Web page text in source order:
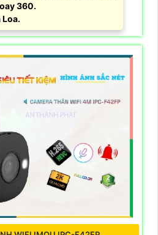
360.
Loa.